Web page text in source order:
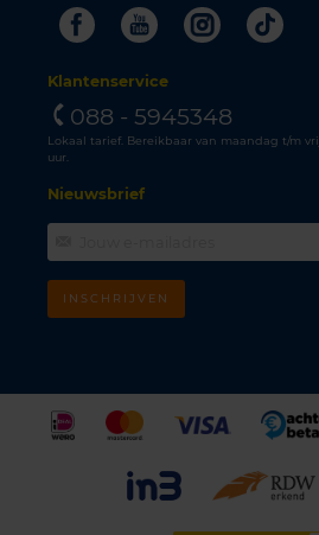
FacebookYoutubeInstagram
Klantenservice
088 - 5945348
Lokaal tarief. Bereikbaar van maandag t/m
uur.
Nieuwsbrief
INSCHRIJVEN